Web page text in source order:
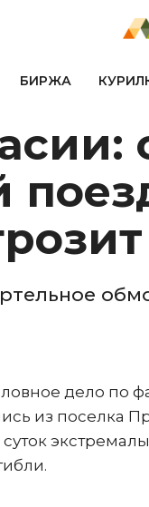
БИРЖА
дело по
из поселка
суток